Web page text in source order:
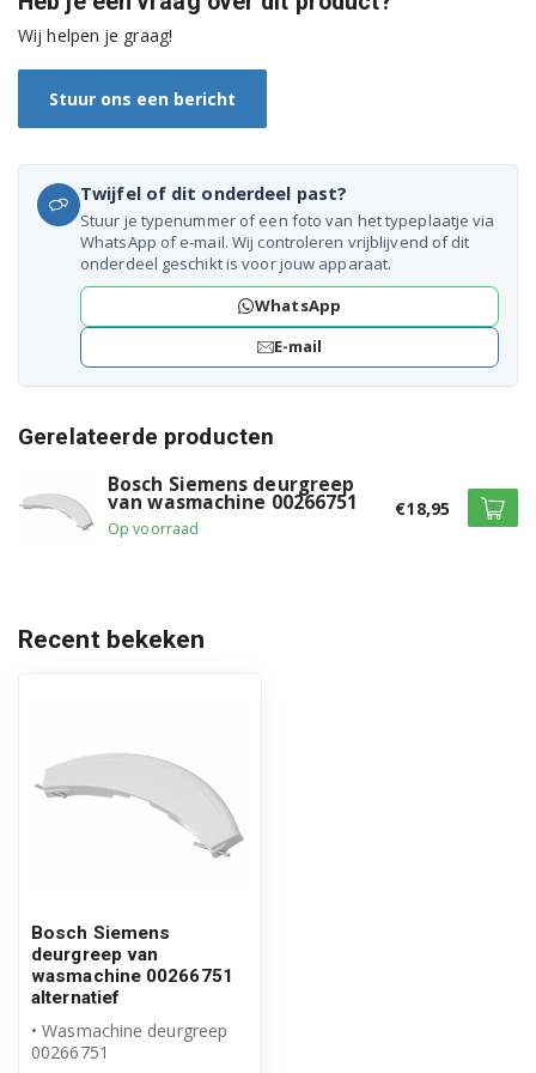
WAE16165IL/71
WAE16166IL/79
WAE16166ZA/04
WAE16177IT/09
WAE16177IT/10
WAE16177IT/11
WAE16200GR/12
WAE16200GR/26
WAE16201GR/15
WAE16210TR/12
WAE16211TR/02
WAE16212TR/08
WAE16260BC/26
WAE16260IL/01
WAE16260IL/11
Wij helpen je graag!
Stuur ons een bericht
Twijfel of dit onderdeel past?
Stuur je typenummer of een foto van het typeplaatje via
WhatsApp of e-mail. Wij controleren vrijblijvend of dit
onderdeel geschikt is voor jouw apparaat.
WhatsApp
E-mail
Gerelateerde producten
Bosch Siemens deurgreep
van wasmachine 00266751
Op voorraad
€18,95
Recent bekeken
Bosch Siemens
deurgreep van
wasmachine 00266751
alternatief
• Wasmachine deurgreep
00266751